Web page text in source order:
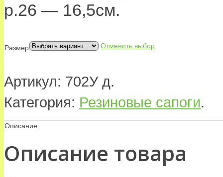
р.26 — 16,5см.
Размер Отменить выбор
Артикул: 702У д.
Категория: Резиновые сапоги.
Описание
Описание товара